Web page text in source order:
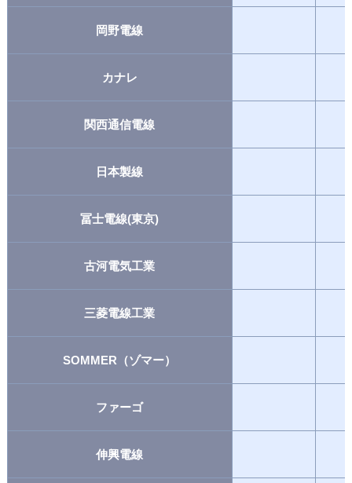
岡野電線
カナレ
関西通信電線
日本製線
冨士電線(東京)
古河電気工業
三菱電線工業
SOMMER（ゾマー）
ファーゴ
伸興電線